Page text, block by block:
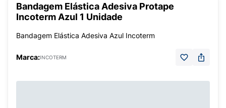
Bandagem Elástica Adesiva Protape
Incoterm Azul 1 Unidade
Bandagem Elástica Adesiva Azul Incoterm
Marca:INCOTERM